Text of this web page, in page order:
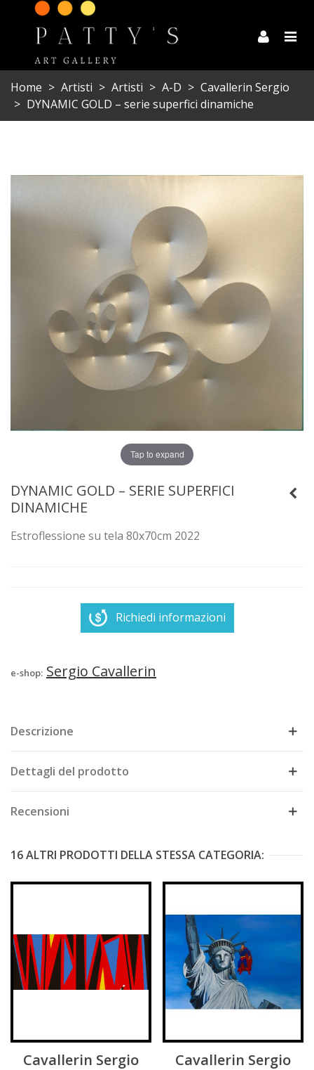
Home > Artisti > Artisti > A-D > Cavallerin Sergio
> DYNAMIC GOLD – serie superfici dinamiche
Tap to expand
DYNAMIC GOLD – SERIE SUPERFICI
DINAMICHE
Estroflessione su tela 80x70cm 2022
Richiedi informazioni
e-shop: Sergio Cavallerin
Descrizione
Dettagli del prodotto
Recensioni
16 ALTRI PRODOTTI DELLA STESSA CATEGORIA:
Cavallerin Sergio Cavallerin Sergio